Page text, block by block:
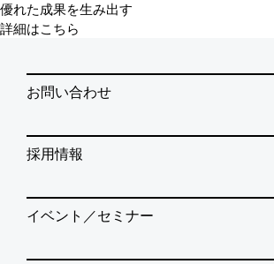
優れた成果を生み出す
詳細はこちら
お問い合わせ
採用情報
イベント／セミナー